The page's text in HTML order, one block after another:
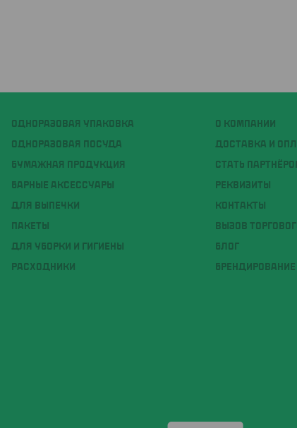
ОДНОРАЗОВАЯ УПАКОВКА
ОДНОРАЗОВАЯ ПОСУДА
БУМАЖНАЯ ПРОДУКЦИЯ
БАРНЫЕ АКСЕССУАРЫ
ДЛЯ ВЫПЕЧКИ
ПАКЕТЫ
ДЛЯ УБОРКИ И ГИГИЕНЫ
РАСХОДНИКИ
О КОМПАНИИ
ДОСТАВКА И
СТАТЬ
РЕКВИЗИТЫ
КОНТАКТЫ
ВЫЗОВ
БЛОГ
БРЕНДИРОВАНИЕ